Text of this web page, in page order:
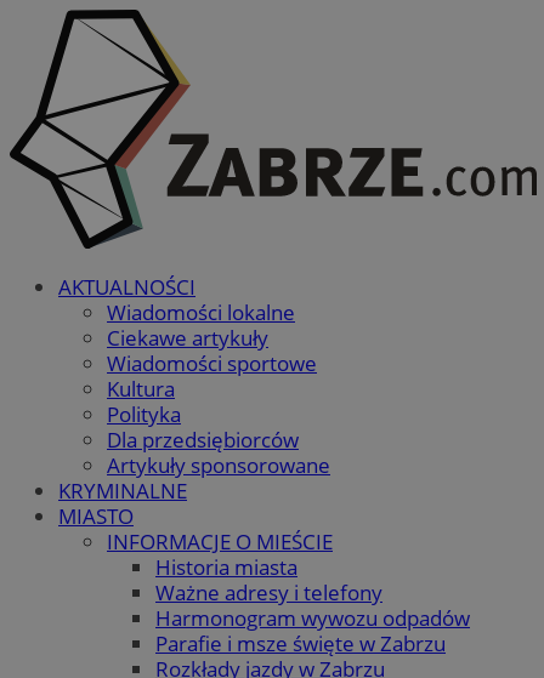
AKTUALNOŚCI
Wiadomości lokalne
Ciekawe artykuły
Wiadomości sportowe
Kultura
Polityka
Dla przedsiębiorców
Artykuły sponsorowane
KRYMINALNE
MIASTO
INFORMACJE O MIEŚCIE
Historia miasta
Ważne adresy i telefony
Harmonogram wywozu odpadów
Parafie i msze święte w Zabrzu
Rozkłady jazdy w Zabrzu